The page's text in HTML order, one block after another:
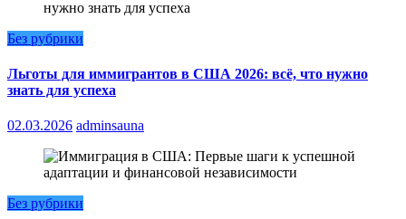
Без рубрики
Льготы для иммигрантов в США 2026: всё, что нужно
знать для успеха
02.03.2026 adminsauna
Без рубрики